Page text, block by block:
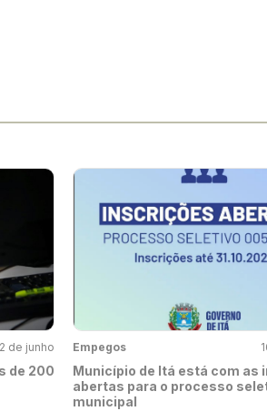
de junho
de 200
Empegos
Município de Itá está com as
abertas para o processo
municipal